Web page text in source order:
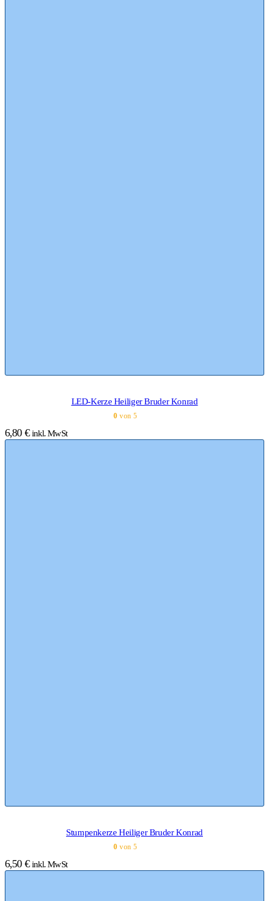
LED-Kerze Heiliger Bruder Konrad
0 von 5
6,80 € inkl. MwSt
Stumpenkerze Heiliger Bruder Konrad
0 von 5
6,50 € inkl. MwSt